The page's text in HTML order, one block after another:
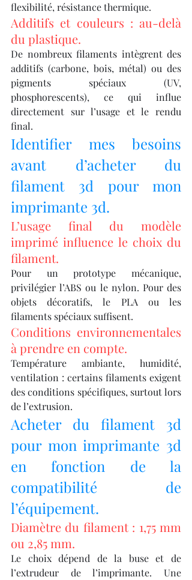
flexibilité, résistance thermique.
Additifs et couleurs : au-delà
du plastique.
De nombreux filaments intègrent des
additifs (carbone, bois, métal) ou des
pigments spéciaux (UV,
phosphorescents), ce qui influe
directement sur l’usage et le rendu
final.
Identifier mes besoins
avant d’acheter du
filament 3d pour mon
imprimante 3d.
L’usage final du modèle
imprimé influence le choix du
filament.
Pour un prototype mécanique,
privilégier l’ABS ou le nylon. Pour des
objets décoratifs, le PLA ou les
filaments spéciaux suffisent.
Conditions environnementales
à prendre en compte.
Température ambiante, humidité,
ventilation : certains filaments exigent
des conditions spécifiques, surtout lors
de l’extrusion.
Acheter du filament 3d
pour mon imprimante 3d
en fonction de la
compatibilité de
l’équipement.
Diamètre du filament : 1,75 mm
ou 2,85 mm.
Le choix dépend de la buse et de
l’extrudeur de l’imprimante. Une